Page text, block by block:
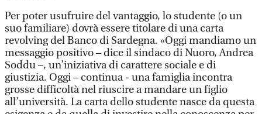
Per poter usufruire del vantaggio, lo studente (o un
suo familiare) dovrà essere titolare di una carta
revolving del Banco di Sardegna. «Oggi mandiamo un
messaggio positivo – dice il sindaco di Nuoro, Andrea
Soddu –, un’iniziativa di carattere sociale e di
giustizia. Oggi – continua - una famiglia incontra
grosse difficoltà nel riuscire a mandare un figlio
all’università. La carta dello studente nasce da questa